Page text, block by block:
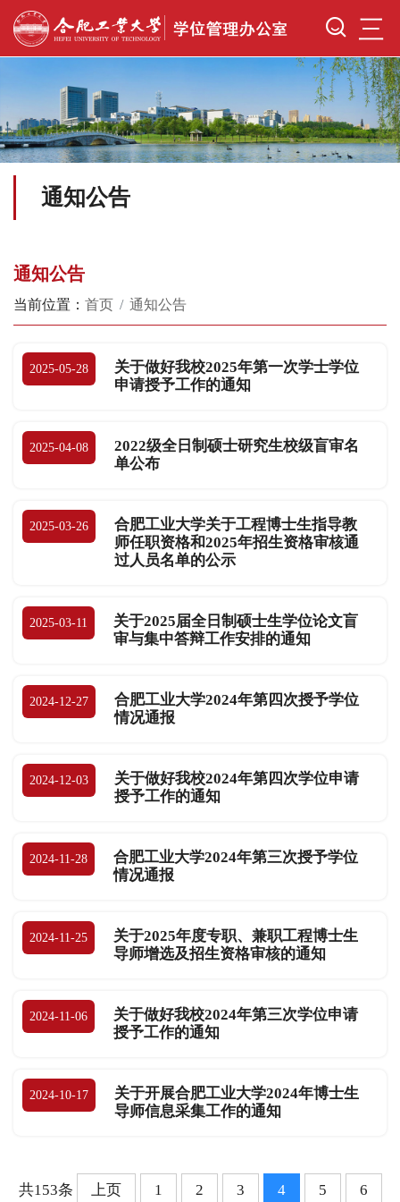
三
通知公告
通知公告
当前位置： 首页 通知公告
2025-05-28
关于做好我校2025年第一次学士学位
申请授予工作的通知
2025-04-08
2022级全日制硕士研究生校级盲审名
单公布
2025-03-26
合肥工业大学关于工程博士生指导教
师任职资格和2025年招生资格审核通
过人员名单的公示
2025-03-11
关于2025届全日制硕士生学位论文盲
审与集中答辩工作安排的通知
2024-12-27
合肥工业大学2024年第四次授予学位
情况通报
2024-12-03
关于做好我校2024年第四次学位申请
授予工作的通知
2024-11-28
合肥工业大学2024年第三次授予学位
情况通报
2024-11-25
关于2025年度专职、兼职工程博士生
导师增选及招生资格审核的通知
2024-11-06
关于做好我校2024年第三次学位申请
授予工作的通知
2024-10-17
关于开展合肥工业大学2024年博士生
导师信息采集工作的通知
共153条 上页 1 2 3 4 5 6